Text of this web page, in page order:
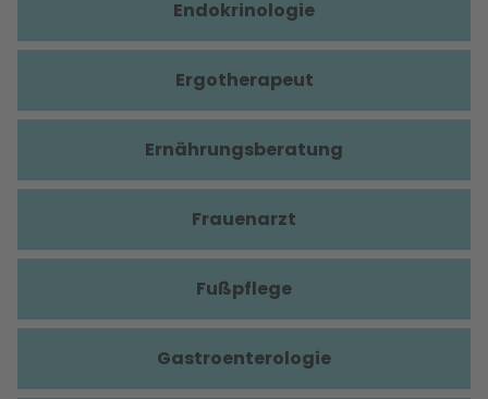
Endokrinologie
Ergotherapeut
Ernährungsberatung
Frauenarzt
Fußpflege
Gastroenterologie